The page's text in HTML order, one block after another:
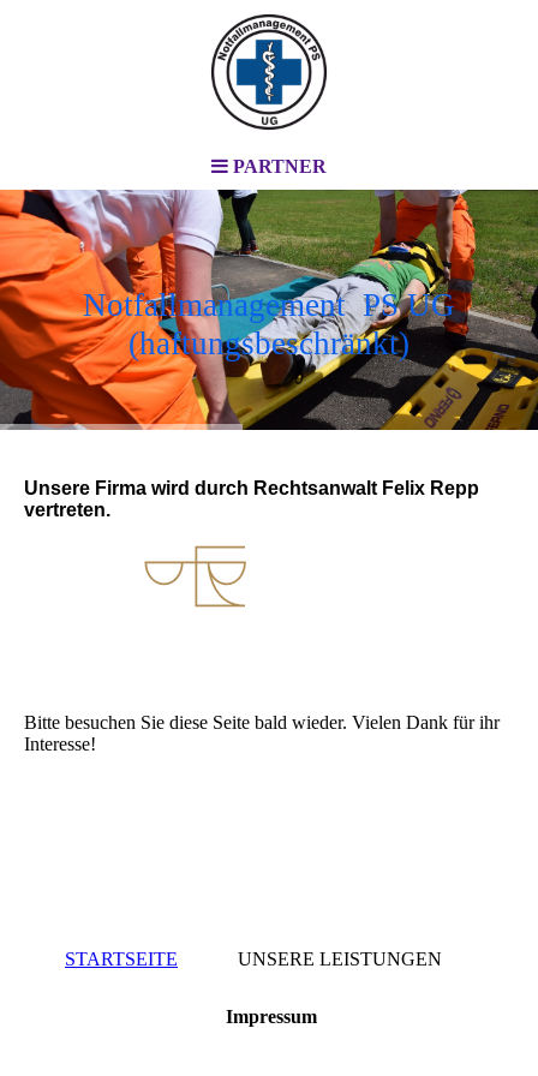
PARTNER
Notfallmanagement PS UG
(haftungsbeschränkt)
Unsere Firma wird durch Rechtsanwalt Felix Repp
vertreten.
Bitte besuchen Sie diese Seite bald wieder. Vielen Dank für ihr
Interesse!
STARTSEITE UNSERE LEISTUNGEN
Impressum